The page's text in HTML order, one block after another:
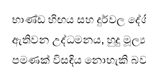
භාණ්ඩ හිඟය සහ දුර්වල
ඇතිවන උද්ධමනය, හුදු
පමණක් විසඳිය නොහැකි